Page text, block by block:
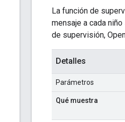
La función de
mensaje a cada
de supervisión,
Detalles
Parámetros
Qué muestra